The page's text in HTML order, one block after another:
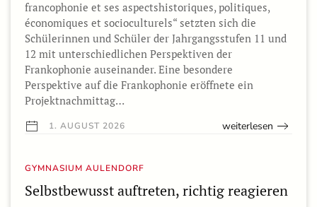
francophonie et ses aspectshistoriques, politiques,
économiques et socioculturels“ setzten sich die
Schülerinnen und Schüler der Jahrgangsstufen 11 und
12 mit unterschiedlichen Perspektiven der
Frankophonie auseinander. Eine besondere
Perspektive auf die Frankophonie eröffnete ein
Projektnachmittag…
1. AUGUST 2026 weiterlesen
GYMNASIUM AULENDORF
Selbstbewusst auftreten, richtig reagieren